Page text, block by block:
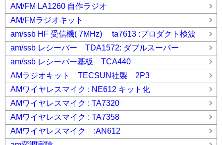
AM/FM LA1260 自作ラジオ
AM/FMラジオキット
am/ssb HF 受信機( 7MHz) ta7613 :プロダクト検波
am/ssb レシーバー TDA1572: ダブルスーパー
am/ssb レシーバー基板 TCA440
AMラジオキット TECSUN社製 2P3
AMワイヤレスマイク : NE612 キット化
AMワイヤレスマイク : TA7320
AMワイヤレスマイク : TA7358
AMワイヤレスマイク :AN612